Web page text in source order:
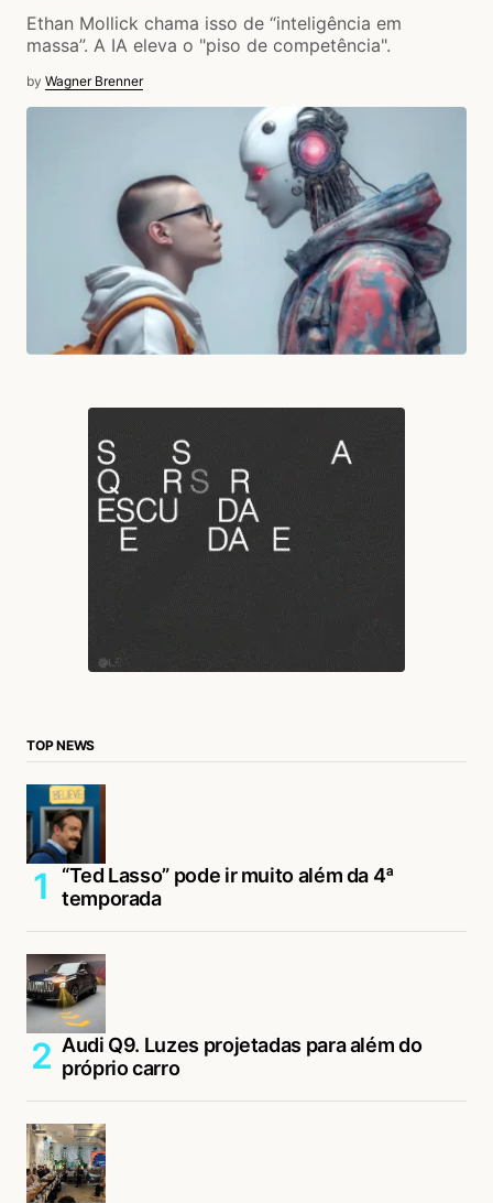
Ethan Mollick chama isso de “inteligência em
massa”. A IA eleva o "piso de competência".
by Wagner Brenner
TOP NEWS
“Ted Lasso” pode ir muito além da 4ª
temporada
Audi Q9. Luzes projetadas para além do
próprio carro